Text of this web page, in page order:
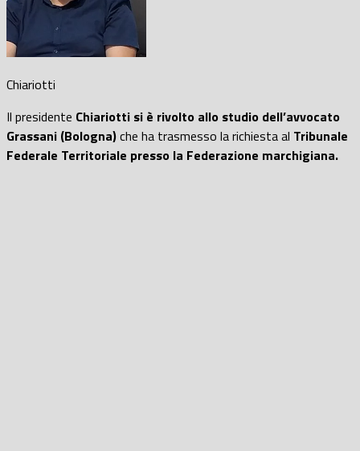
Chiariotti
Il presidente Chiariotti si è rivolto allo studio dell’avvocato
Grassani (Bologna)che ha trasmesso la richiesta al Tribunale
Federale Territoriale presso la Federazione marchigiana.